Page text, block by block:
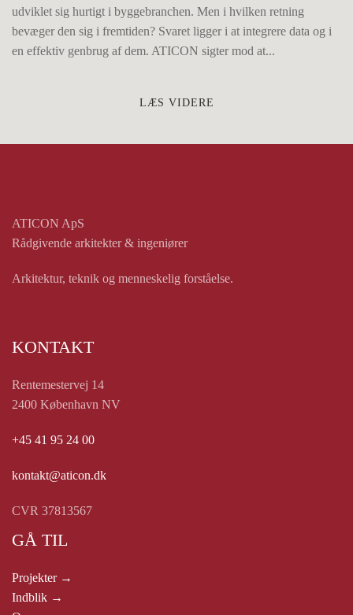
udviklet sig hurtigt i byggebranchen. Men i hvilken retning
bevæger den sig i fremtiden? Svaret ligger i at integrere data og i
en effektiv genbrug af dem. ATICON sigter mod at...
LÆS VIDERE
ATICON ApS
Rådgivende arkitekter & ingeniører
Arkitektur, teknik og menneskelig forståelse.
KONTAKT
Rentemestervej 14
2400 København NV
+45 41 95 24 00
kontakt@aticon.dk
CVR 37813567
GÅ TIL
Projekter →
Indblik →